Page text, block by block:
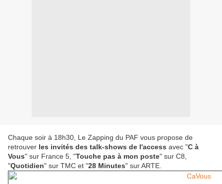
Chaque soir à 18h30, Le Zapping du PAF vous propose de
retrouver les invités des talk-shows de l'access avec "C à
Vous" sur France 5, "Touche pas à mon poste" sur C8,
"Quotidien" sur TMC et "28 Minutes" sur ARTE.